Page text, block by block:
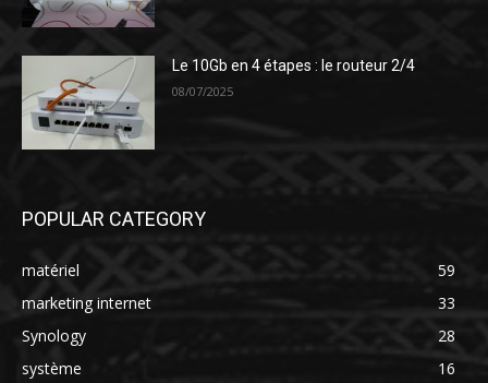
Le 10Gb en 4 étapes : le routeur 2/4
08/07/2025
POPULAR CATEGORY
matériel
59
marketing internet
33
Synology
28
système
16